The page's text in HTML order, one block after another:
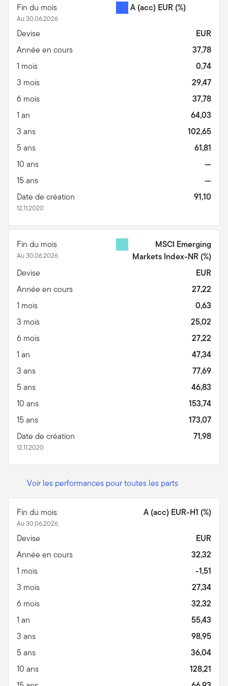
Fin du mois
Au 30.06.2026
A (acc) EUR (%)
Devise
EUR
Année en cours
37,78
1 mois
0,74
3 mois
29,47
6 mois
37,78
1 an
64,03
3 ans
102,65
5 ans
61,81
10 ans
—
15 ans
—
Date de création
12.11.2020
91,10
Fin du mois
Au 30.06.2026
MSCI Emerging
Markets Index-NR (%)
Devise
EUR
Année en cours
27,22
1 mois
0,63
3 mois
25,02
6 mois
27,22
1 an
47,34
3 ans
77,69
5 ans
46,83
10 ans
153,74
15 ans
173,07
Date de création
12.11.2020
71,98
Voir les performances pour toutes les parts
Fin du mois
Au 30.06.2026
A (acc) EUR-H1 (%)
Devise
EUR
Année en cours
32,32
1 mois
-1,51
3 mois
27,34
6 mois
32,32
1 an
55,43
3 ans
98,95
5 ans
36,04
10 ans
128,21